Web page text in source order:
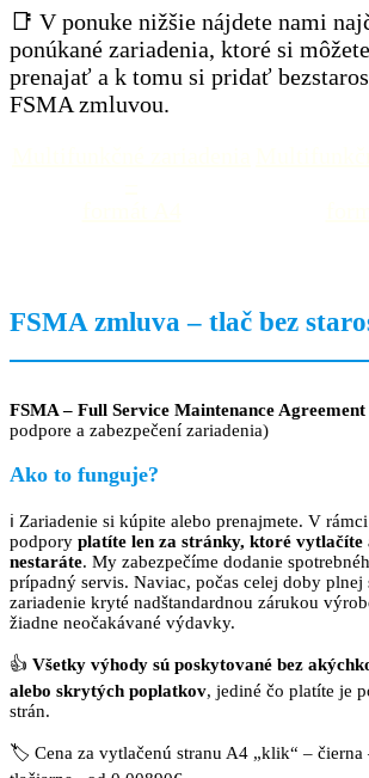
📑 V ponuke nižšie nájdete nami
ponúkané zariadenia, ktoré si
prenajať a k tomu si pridať
FSMA zmluvou.
FSMA zmluva – tlač bez
FSMA – Full Service Maintenance Agreement
podpore a zabezpečení zariadenia)
Ako to funguje?
ℹ️ Zariadenie si kúpite alebo prenajmete. V
podpory platíte len za stránky, ktoré vytlačíte
nestaráte. My zabezpečíme dodanie
prípadný servis. Naviac, počas celej doby plnej
zariadenie kryté nadštandardnou zárukou
žiadne neočakávané výdavky.
👍 Všetky výhody sú poskytované bez
alebo skrytých poplatkov, jediné čo platíte je
strán.
🏷️ Cena za vytlačenú stranu A4 „klik“ – čierna